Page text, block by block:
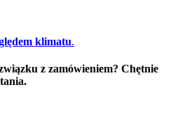
klimatu.
z zamówieniem? Chętnie